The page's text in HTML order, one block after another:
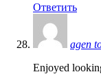
Ответить
agen
Enjoyed